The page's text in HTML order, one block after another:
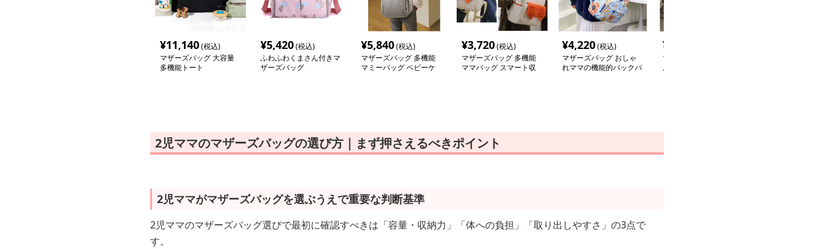
¥11,140(税込)
マザーズバッグ 大容量
多機能トート
¥5,420(税込)
ふわふわくまさん付きマ
ザーズバッグ
¥5,840(税込)
マザーズバッグ 多機能
マミーバッグ ベビーケ
¥3,720(税込)
マザーズバッグ 多機能
ママバッグ スマート収
¥4,220(税込)
マザーズバッグ おしゃ
れママの機能的バックパ
¥
マザーズバッグ 赤ちゃ
ん用品収納保温マザーズ
2児ママのマザーズバッグの選び方｜まず押さえるべきポイント
2児ママがマザーズバッグを選ぶうえで重要な判断基準
2児ママのマザーズバッグ選びで最初に確認すべきは「容量・収納力」「体への負担」「取り出しやすさ」の3点で
す。